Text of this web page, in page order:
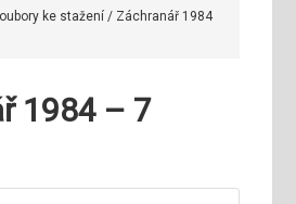
ke stažení/ Záchranář 1984
1984 – 7